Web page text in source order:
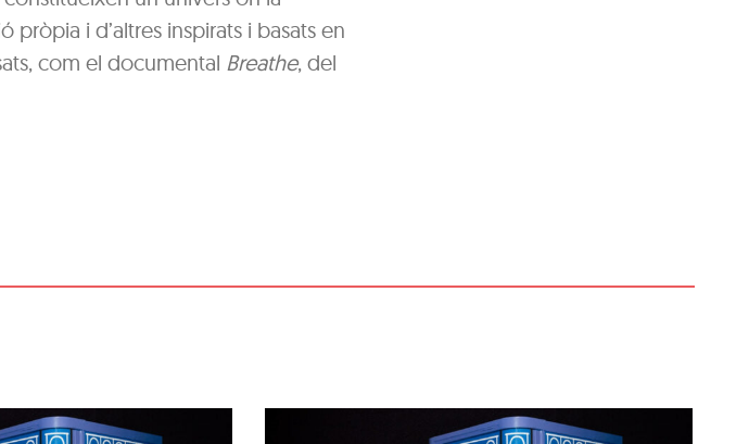
pròpia i d’altres inspirats i basats en
com el documental Breathe, del